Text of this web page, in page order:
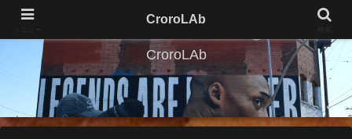
CroroLAb
CroroLAb